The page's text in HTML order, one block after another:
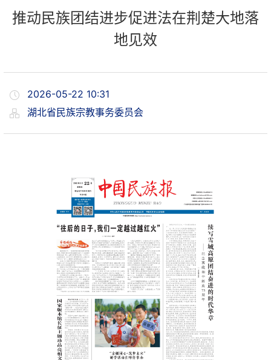
推动民族团结进步促进法在荆楚大地落
地见效
2026-05-22 10:31
湖北省民族宗教事务委员会